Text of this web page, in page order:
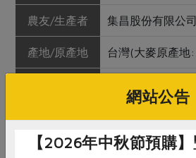
農友/生產者 集昌股份有限公司
產地/原產地 台灣(大麥原產地
保存條件 陰涼乾燥處未開
網站公告
【2026年中秋節預購